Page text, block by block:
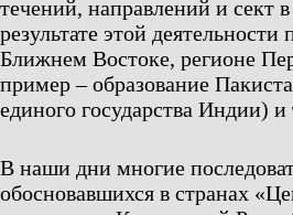
течений, направлений и сект
результате этой
Ближнем Востоке, регионе
пример – образование
единого государства Индии) и
В наши дни многие
обосновавшихся в странах